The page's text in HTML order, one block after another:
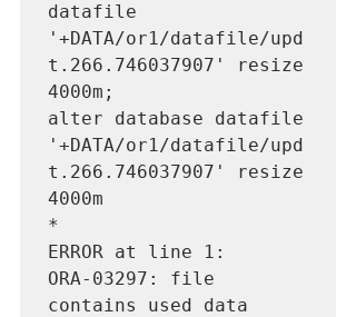
datafile
'+DATA/or1/datafile/upd
t.266.746037907' resize
4000m;
alter database datafile
'+DATA/or1/datafile/upd
t.266.746037907' resize
4000m
*
ERROR at line 1:
ORA-03297: file
contains used data